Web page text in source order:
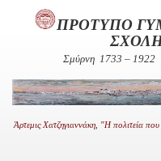
ΠΡΟΤΥΠΟ
Σμύρνη 1733 – 1922
Άρτεμις Χατζηγιαννάκη, "Η πολιτεία